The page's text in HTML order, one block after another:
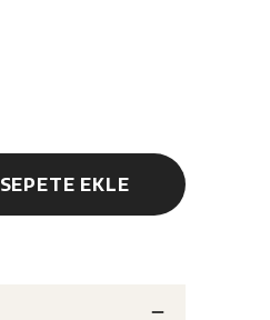
SEPETE EKLE